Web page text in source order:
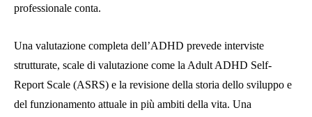
professionale conta.
Una valutazione completa dell’ADHD prevede interviste
strutturate, scale di valutazione come la Adult ADHD Self-
Report Scale (ASRS) e la revisione della storia dello sviluppo e
del funzionamento attuale in più ambiti della vita. Una